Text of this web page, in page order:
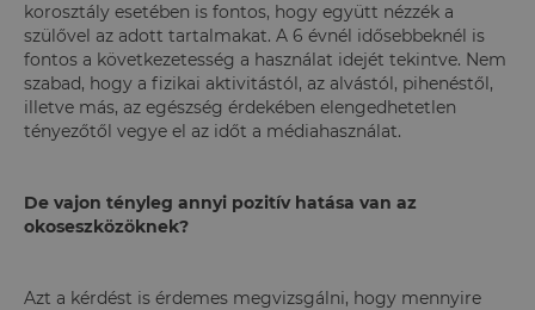
korosztály esetében is fontos, hogy együtt nézzék a
szülővel az adott tartalmakat. A 6 évnél idősebbeknél is
fontos a következetesség a használat idejét tekintve. Nem
szabad, hogy a fizikai aktivitástól, az alvástól, pihenéstől,
illetve más, az egészség érdekében elengedhetetlen
tényezőtől vegye el az időt a médiahasználat.
De vajon tényleg annyi pozitív hatása van az
okoseszközöknek?
Azt a kérdést is érdemes megvizsgálni, hogy mennyire